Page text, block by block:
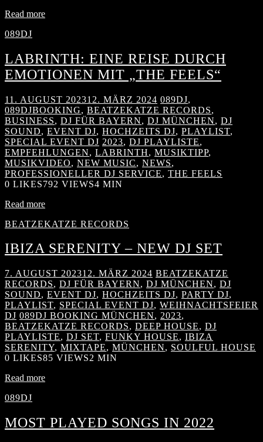
Read more
089DJ
LABRINTH: EINE REISE DURCH
EMOTIONEN MIT „THE FEELS“
11. AUGUST 202312. MÄRZ 2024 089DJ,
089DJBOOKING, BEATZEKATZE RECORDS,
BUSINESS, DJ FÜR BAYERN, DJ MÜNCHEN, DJ
SOUND, EVENT DJ, HOCHZEITS DJ, PLAYLIST,
SPECIAL EVENT DJ 2023, DJ PLAYLISTE,
EMPFEHLUNGEN, LABRINTH, MUSIKTIPP,
MUSIKVIDEO, NEW MUSIC, NEWS,
PROFESSIONELLER DJ SERVICE, THE FEELS
0 LIKES792 VIEWS4 MIN
Read more
BEATZEKATZE RECORDS
IBIZA SERENITY – NEW DJ SET
7. AUGUST 202312. MÄRZ 2024 BEATZEKATZE
RECORDS, DJ FÜR BAYERN, DJ MÜNCHEN, DJ
SOUND, EVENT DJ, HOCHZEITS DJ, PARTY DJ,
PLAYLIST, SPECIAL EVENT DJ, WEIHNACHTSFEIER
DJ 089DJ BOOKING MÜNCHEN, 2023,
BEATZEKATZE RECORDS, DEEP HOUSE, DJ
PLAYLISTE, DJ SET, FUNKY HOUSE, IBIZA
SERENITY, MIXTAPE, MÜNCHEN, SOULFUL HOUSE
0 LIKES85 VIEWS2 MIN
Read more
089DJ
MOST PLAYED SONGS IN 2022